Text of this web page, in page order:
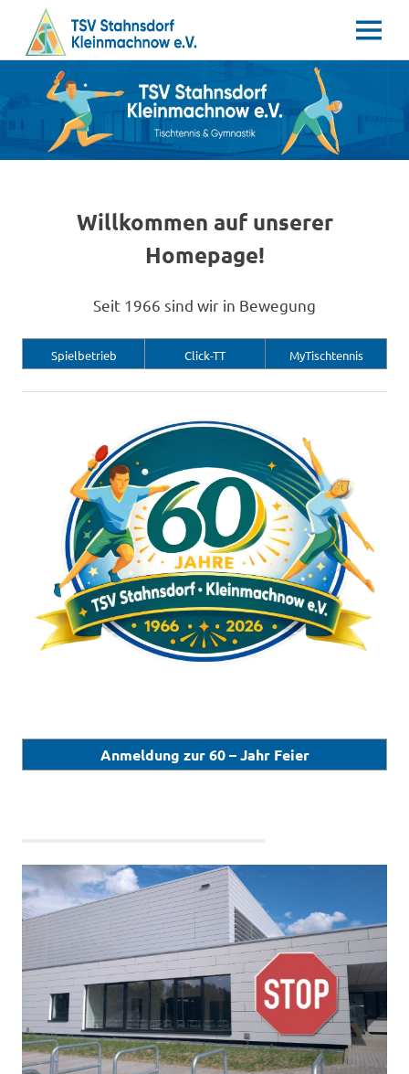
springen
TSV
Stahnsdorf
/
Kleinmachnow
Tischtennis
Gymnastik
MENÜ
Willkommen auf unserer
Homepage!
Seit 1966 sind wir in Bewegung
Spielbetrieb Click-TT MyTischtennis
Anmeldung zur 60 – Jahr Feier